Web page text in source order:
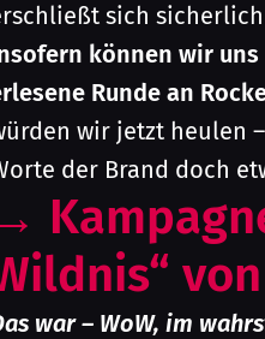
sich
können wir
Runde an
wir jetzt heulen
der Brand doch
→
war – WoW, im